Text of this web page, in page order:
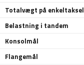
Totalvægt på enkeltaksel
Belastning i tandem
Konsolmål
Flangemål